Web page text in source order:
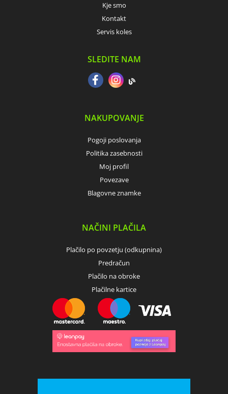
Kje smo
Kontakt
Servis koles
SLEDITE NAM
NAKUPOVANJE
Pogoji poslovanja
Politika zasebnosti
Moj profil
Povezave
Blagovne znamke
NAČINI PLAČILA
Plačilo po povzetju (odkupnina)
Predračun
Plačilo na obroke
Plačilne kartice